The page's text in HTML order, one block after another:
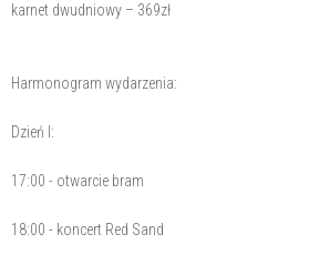
karnet dwudniowy – 369zł
Harmonogram wydarzenia:
Dzień I:
17:00 - otwarcie bram
18:00 - koncert Red Sand